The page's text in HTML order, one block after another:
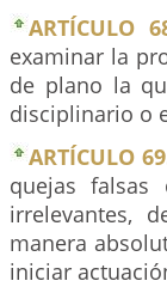
ARTÍCULO
examinar la
de plano la
disciplinario o
ARTÍCULO
quejas falsas
irrelevantes,
manera
iniciar